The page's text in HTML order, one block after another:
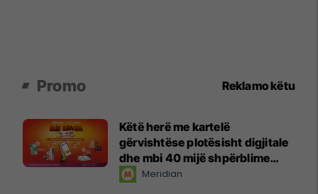
Promo Reklamo këtu
Këtë herë me kartelë
gërvishtëse plotësisht digjitale
dhe mbi 40 mijë shpërblime
instant!Meridian